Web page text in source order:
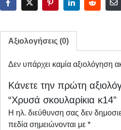
Αξιολογήσεις (0)
Δεν υπάρχει καμία αξιολόγηση
Κάνετε την πρώτη
“Χρυσά σκουλαρίκια κ14”
Η ηλ. διεύθυνση σας δεν
πεδία σημειώνονται με *